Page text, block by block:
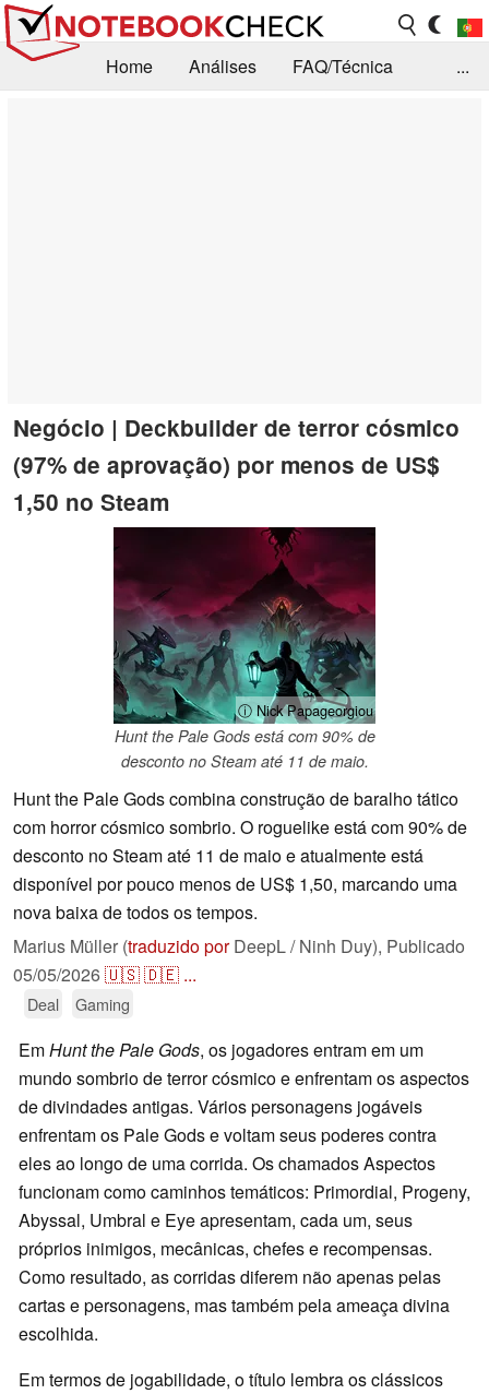
Home Análises
FAQ/Técnica
...
Negócio | Deckbuilder de terror cósmico
(97% de aprovação) por menos de US$
1,50 no Steam
ⓘ Nick Papageorgiou
Hunt the Pale Gods está com 90% de
desconto no Steam até 11 de maio.
Hunt the Pale Gods combina construção de baralho tático
com horror cósmico sombrio. O roguelike está com 90% de
desconto no Steam até 11 de maio e atualmente está
disponível por pouco menos de US$ 1,50, marcando uma
nova baixa de todos os tempos.
Marius Müller (traduzido porDeepL / Ninh Duy), Publicado
05/05/2026🇺🇸🇩🇪 ...
Deal Gaming
EmHunt the Pale Gods, os jogadores entram em um
mundo sombrio de terror cósmico e enfrentam os aspectos
de divindades antigas. Vários personagens jogáveis
enfrentam os Pale Gods e voltam seus poderes contra
eles ao longo de uma corrida. Os chamados Aspectos
funcionam como caminhos temáticos: Primordial, Progeny,
Abyssal, Umbral e Eye apresentam, cada um, seus
próprios inimigos, mecânicas, chefes e recompensas.
Como resultado, as corridas diferem não apenas pelas
cartas e personagens, mas também pela ameaça divina
escolhida.
Em termos de jogabilidade, o título lembra os clássicos